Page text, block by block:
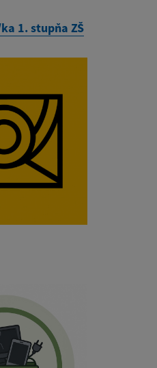
1. stupňa ZŠ